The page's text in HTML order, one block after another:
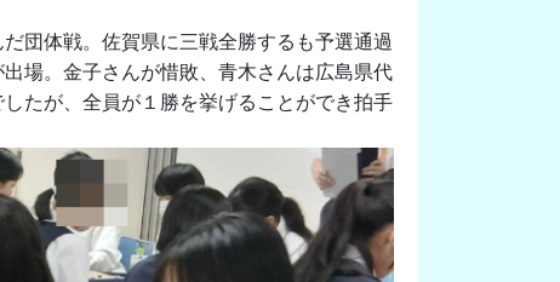
団体戦。佐賀県に三戦全勝するも予選通過
場。金子さんが惜敗、青木さんは広島県代
たが、全員が１勝を挙げることができ拍手